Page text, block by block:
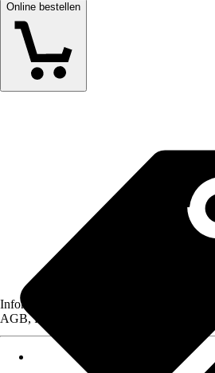
Online bestellen
Informationen des Verkäufers, wie z. B.
AGB, finden Sie bei Klick auf den